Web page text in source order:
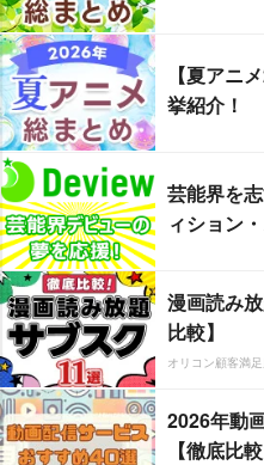
【夏アニ
挙紹介！
芸能界を
ィション
漫画読み
比較】
オリコン顧客満
2026年動
【徹底比較